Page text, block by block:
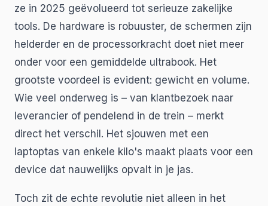
ze in 2025 geëvolueerd tot serieuze zakelijke
tools. De hardware is robuuster, de schermen zijn
helderder en de processorkracht doet niet meer
onder voor een gemiddelde ultrabook. Het
grootste voordeel is evident: gewicht en volume.
Wie veel onderweg is – van klantbezoek naar
leverancier of pendelend in de trein – merkt
direct het verschil. Het sjouwen met een
laptoptas van enkele kilo's maakt plaats voor een
device dat nauwelijks opvalt in je jas.
Toch zit de echte revolutie niet alleen in het